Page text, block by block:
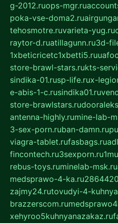
g-2012.ruops-mgr.ru
poka-vse-doma2.ru
tehosmotre.ruvarieta-yug.ru
raytor-d.ruatillagunn.ru3d-
1xbeticricetc1xbetti5.ru
store-brawl-stars.rukts-
sindika-01.rusp-life.rux-
e-abis-1-c.rusindika01.ru
store-brawlstars.ru
antenna-highly.rumine-lab-
3-sex-porn.ruban-damn.ru
viagra-tablet.rufasbags.ru
fincontech.ru3sexporn.ru
rebus-toys.ruminelab-msk.ru
medsprawo-4-ka.ru
zajmy24.rutovudyi-4-
brazzerscom.ru
xehyroo5kuhnyanazakaz.ru